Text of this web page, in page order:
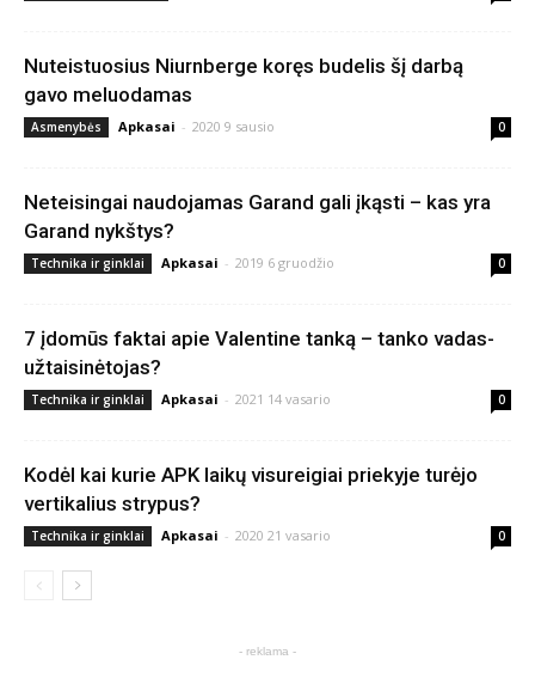
Nuteistuosius Niurnberge koręs budelis šį darbą
gavo meluodamas
Asmenybės Apkasai - 2020 9 sausio 0
Neteisingai naudojamas Garand gali įkąsti – kas yra
Garand nykštys?
Technika ir ginklai Apkasai - 2019 6 gruodžio 0
7 įdomūs faktai apie Valentine tanką – tanko vadas-
užtaisinėtojas?
Technika ir ginklai Apkasai - 2021 14 vasario 0
Kodėl kai kurie APK laikų visureigiai priekyje turėjo
vertikalius strypus?
Technika ir ginklai Apkasai - 2020 21 vasario 0
- reklama -